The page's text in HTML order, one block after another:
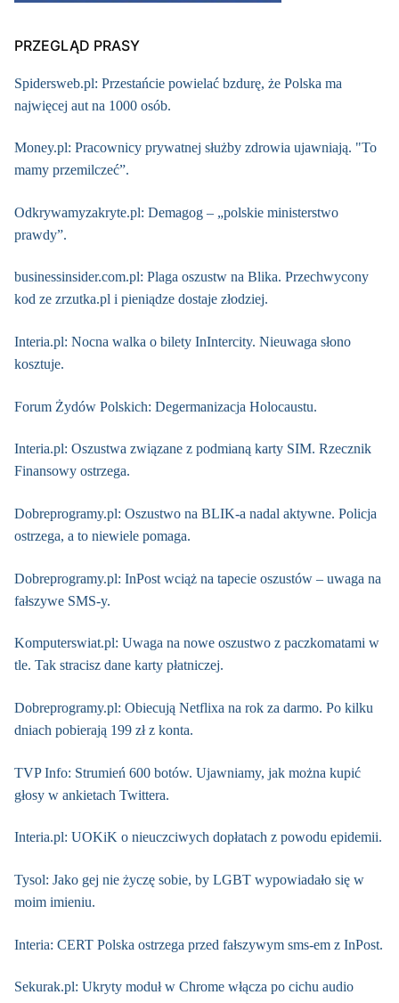
PRZEGLĄD PRASY
Spidersweb.pl: Przestańcie powielać bzdurę, że Polska ma
najwięcej aut na 1000 osób.
Money.pl: Pracownicy prywatnej służby zdrowia ujawniają. "To
mamy przemilczeć”.
Odkrywamyzakryte.pl: Demagog – „polskie ministerstwo
prawdy”.
businessinsider.com.pl: Plaga oszustw na Blika. Przechwycony
kod ze zrzutka.pl i pieniądze dostaje złodziej.
Interia.pl: Nocna walka o bilety InIntercity. Nieuwaga słono
kosztuje.
Forum Żydów Polskich: Degermanizacja Holocaustu.
Interia.pl: Oszustwa związane z podmianą karty SIM. Rzecznik
Finansowy ostrzega.
Dobreprogramy.pl: Oszustwo na BLIK-a nadal aktywne. Policja
ostrzega, a to niewiele pomaga.
Dobreprogramy.pl: InPost wciąż na tapecie oszustów – uwaga na
fałszywe SMS-y.
Komputerswiat.pl: Uwaga na nowe oszustwo z paczkomatami w
tle. Tak stracisz dane karty płatniczej.
Dobreprogramy.pl: Obiecują Netflixa na rok za darmo. Po kilku
dniach pobierają 199 zł z konta.
TVP Info: Strumień 600 botów. Ujawniamy, jak można kupić
głosy w ankietach Twittera.
Interia.pl: UOKiK o nieuczciwych dopłatach z powodu epidemii.
Tysol: Jako gej nie życzę sobie, by LGBT wypowiadało się w
moim imieniu.
Interia: CERT Polska ostrzega przed fałszywym sms-em z InPost.
Sekurak.pl: Ukryty moduł w Chrome włącza po cichu audio